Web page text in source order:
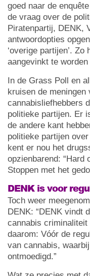
goed naar de
de vraag over de
Piratenpartij, DENK,
antwoordopties
‘overige partijen’.
aangevinkt te
In de Grass Poll en
kruisen de meningen
cannabisliefhebbers
politieke partijen. Er
de andere kant
politieke partijen
kent er nou het
opzienbarend: “Hard
Stoppen met het
DENK is voor
Toch weer
DENK: “DENK vindt
cannabis
daarom: Vóór de
van cannabis,
ontmoedigd.”